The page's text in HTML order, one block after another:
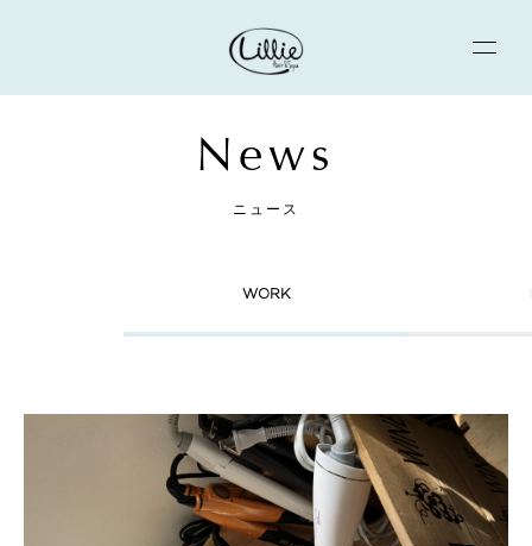
News
ニュース
WORK